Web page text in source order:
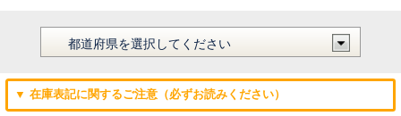
▼ 在庫表記に関するご注意（必ずお読みください）